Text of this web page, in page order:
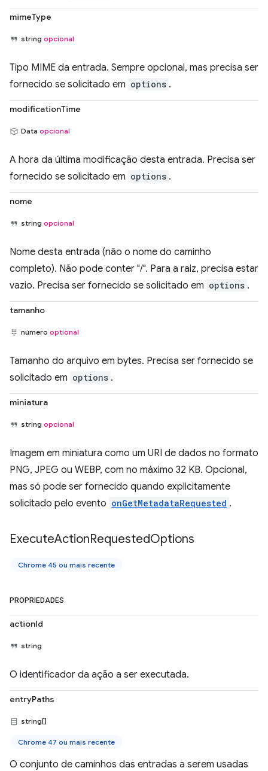
mimeType
string opcional
Tipo MIME da entrada. Sempre opcional, mas precisa ser
fornecido se solicitado em options .
modificationTime
Data opcional
A hora da última modificação desta entrada. Precisa ser
fornecido se solicitado em options .
nome
string opcional
Nome desta entrada (não o nome do caminho
completo). Não pode conter "/". Para a raiz, precisa estar
vazio. Precisa ser fornecido se solicitado em options .
tamanho
número optional
Tamanho do arquivo em bytes. Precisa ser fornecido se
solicitado em options .
miniatura
string opcional
Imagem em miniatura como um URI de dados no formato
PNG, JPEG ou WEBP, com no máximo 32 KB. Opcional,
mas só pode ser fornecido quando explicitamente
solicitado pelo evento onGetMetadataRequested .
ExecuteActionRequestedOptions
Chrome 45 ou mais recente
PROPRIEDADES
actionId
string
O identificador da ação a ser executada.
entryPaths
string[]
Chrome 47 ou mais recente
O conjunto de caminhos das entradas a serem usadas